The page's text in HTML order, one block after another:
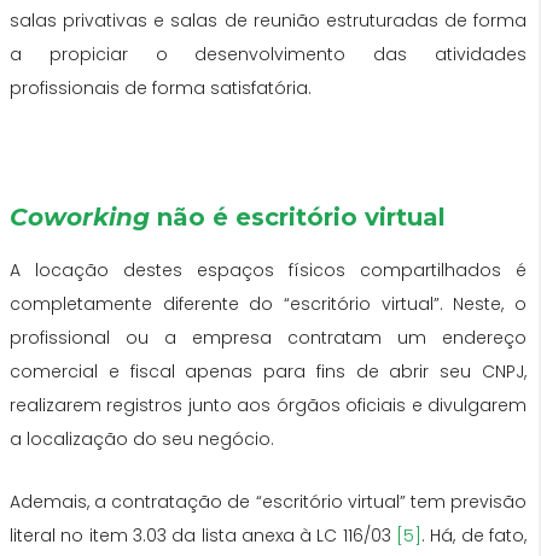
salas privativas e salas de reunião estruturadas de forma
a propiciar o desenvolvimento das atividades
profissionais de forma satisfatória.
Coworking não é escritório virtual
A locação destes espaços físicos compartilhados é
completamente diferente do “escritório virtual”. Neste, o
profissional ou a empresa contratam um endereço
comercial e fiscal apenas para fins de abrir seu CNPJ,
realizarem registros junto aos órgãos oficiais e divulgarem
a localização do seu negócio.
Ademais, a contratação de “escritório virtual” tem previsão
literal no item 3.03 da lista anexa à LC 116/03 [5] . Há, de fato,